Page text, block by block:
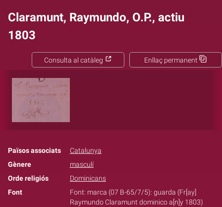
Claramunt, Raymundo, O.P., actiu
1803
Enllaç permanent
Consulta al catàleg
Països associats
Catalunya
Gènere
masculí
Orde religiós
Dominicans
Font
Font: marca (07 B-65/7/5): guarda (Fr[ay]
Raymundo Claramunt dominico a[n]y 1803)